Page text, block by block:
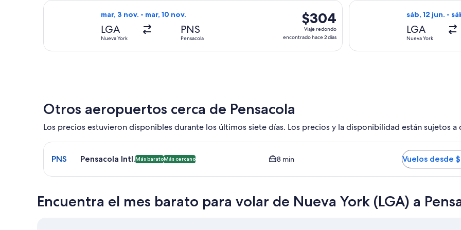
5
días
mar, 3 nov. - mar, 10 nov.
LGA
Nueva York
PNS
Pensacola
$304
Viaje
redondo,
encontrado
$304
Viaje redondo
encontrado hace 2 días
Seleccionar vuelo de United, con salida el mar, 3 nov. desde Nueva York hacia Pensacola, con
sáb, 12 jun. -
LGA
Nueva York
Seleccionar
Otros aeropuertos cerca de Pensacola
Los precios estuvieron disponibles durante los últimos siete días. Los precios y la disponibilidad están sujetos a
Seleccionar vuelo a Pensacola Intl. PNS. Opción más barata y cercana disponible. El tiempo promedio del
PNS Pensacola Intl.Más baratoMás cercano 8 min Vuelos desde
Encuentra el mes barato para volar de Nueva York (LGA) a